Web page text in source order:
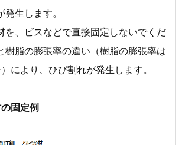
生します。
を、ビスなどで直接固定しないでくだ
樹脂の膨張率の違い（樹脂の膨張率は
により、ひび割れが発生します。
固定例